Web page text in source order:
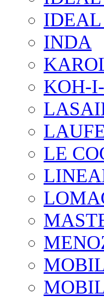
INDA
KOH-
LE